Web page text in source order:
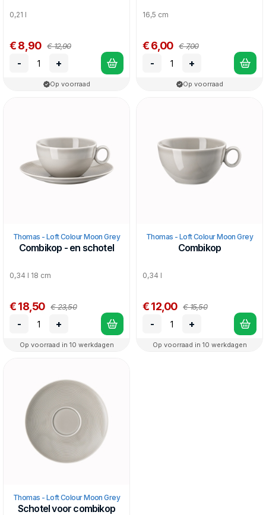
0,21 l
€ 8,90 € 12,90
- +
Op voorraad
16,5 cm
€ 6,00 € 7,00
- +
Op voorraad
Thomas - Loft Colour Moon Grey
Combikop - en schotel
0,34 l 18 cm
€ 18,50 € 23,50
- +
Op voorraad in 10 werkdagen
Thomas - Loft Colour Moon Grey
Combikop
0,34 l
€ 12,00 € 15,50
- +
Op voorraad in 10 werkdagen
Thomas - Loft Colour Moon Grey
Schotel voor combikop